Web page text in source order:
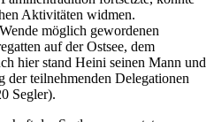
Aktivitäten widmen.
möglich gewordenen
auf der Ostsee, dem
hier stand Heini seinen Mann und
der teilnehmenden Delegationen
Segler).